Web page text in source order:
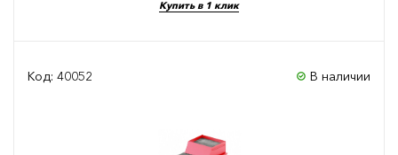
Купить в 1 клик
Код: 40052 В наличии